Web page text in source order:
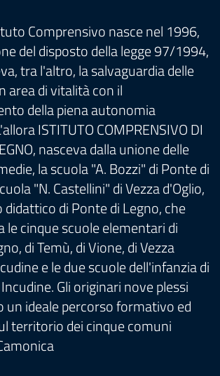
Comprensivo nasce nel 1996,
del disposto della legge 97/1994,
tra l'altro, la salvaguardia delle
area di vitalità con il
della piena autonomia
ISTITUTO COMPRENSIVO DI
nasceva dalla unione delle
la scuola "A. Bozzi" di Ponte di
"N. Castellini" di Vezza d'Oglio,
didattico di Ponte di Legno, che
le cinque scuole elementari di
di Temù, di Vione, di Vezza
e le due scuole dell'infanzia di
Gli originari nove plessi
un ideale percorso formativo ed
territorio dei cinque comuni